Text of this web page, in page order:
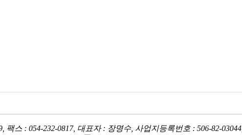
스 : 054-232-0817, 대표자 : 장명수, 사업지등록번호 : 506-82-03044,